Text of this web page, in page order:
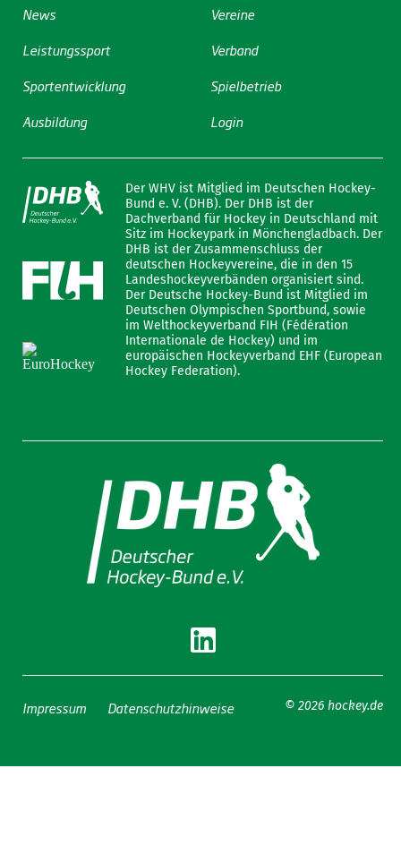
News
Leistungssport
Sportentwicklung
Ausbildung
Vereine
Verband
Spielbetrieb
Login
Der WHV ist Mitglied im Deutschen Hockey-
Bund e. V. (DHB). Der DHB ist der
Dachverband für Hockey in Deutschland mit
Sitz im Hockeypark in Mönchengladbach. Der
DHB ist der Zusammenschluss der
deutschen Hockeyvereine, die in den 15
Landeshockeyverbänden organisiert sind.
Der Deutsche Hockey-Bund ist Mitglied im
Deutschen Olympischen Sportbund, sowie
im Welthockeyverband FIH (Fédération
Internationale de Hockey) und im
europäischen Hockeyverband EHF (European
Hockey Federation).
Impressum Datenschutzhinweise © 2026 hockey.de